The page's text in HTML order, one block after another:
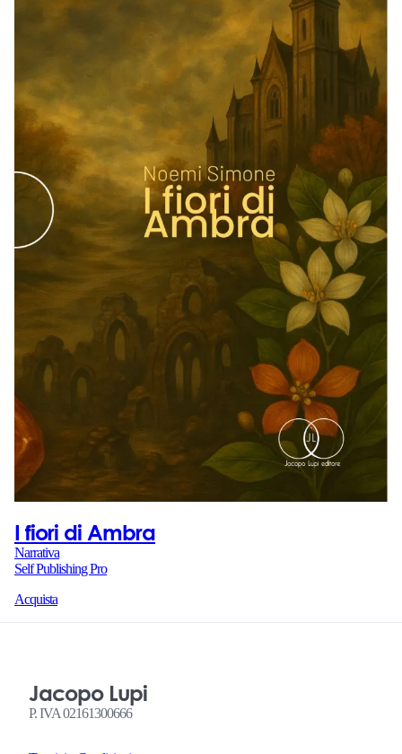
I fiori di Ambra
Narrativa
Self Publishing Pro
Acquista
Jacopo Lupi
P. IVA 02161300666